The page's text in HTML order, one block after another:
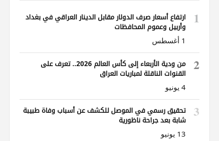
1
ارتفاع أسعار صرف الدولار مقابل الدينار العراقي في بغداد
وأربيل وعموم المحافظات
1 أغسطس
2
من ودية الأربعاء إلى كأس العالم 2026.. تعرف على
القنوات الناقلة لمباريات العراق
4 يونيو
3
تحقيق رسمي في الموصل للكشف عن أسباب وفاة طبيبة
شابة بعد جراحة ناظورية
13 يونيو